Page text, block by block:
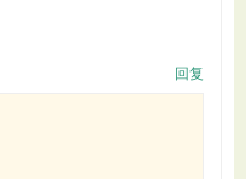
回复